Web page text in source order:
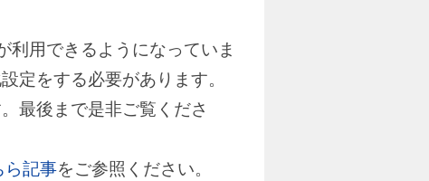
用できるようになっていま
定をする必要があります。
最後まで是非ご覧くださ
ら記事をご参照ください。